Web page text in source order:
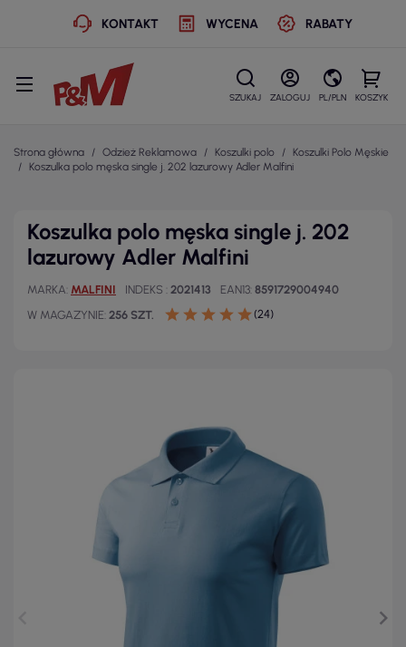
KONTAKT WYCENA RABATY
SZUKAJ ZALOGUJ PL/PLN KOSZYK
Strona główna Odzież Reklamowa Koszulki polo
Koszulki Polo Męskie
Koszulka polo męska single j. 202 lazurowy Adler Malfini
Koszulka polo męska single j. 202
lazurowy Adler Malfini
MARKA MALFINI INDEKS 2021413 EAN13 8591729004940
W MAGAZYNIE 256 SZT. (24)